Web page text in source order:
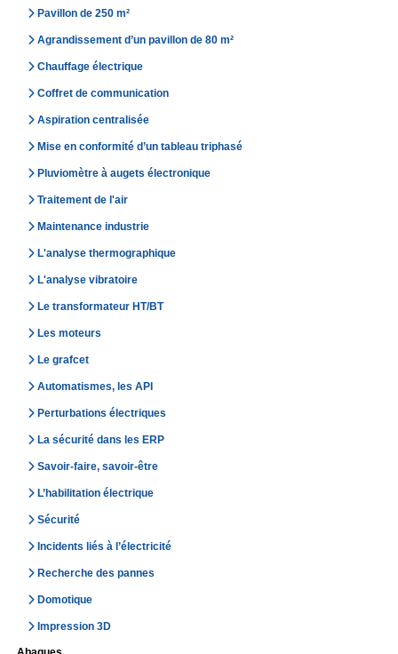
Pavillon de 250 m²
Agrandissement d’un pavillon de 80 m²
Chauffage électrique
Coffret de communication
Aspiration centralisée
Mise en conformité d’un tableau triphasé
Pluviomètre à augets électronique
Traitement de l'air
Maintenance industrie
L'analyse thermographique
L'analyse vibratoire
Le transformateur HT/BT
Les moteurs
Le grafcet
Automatismes, les API
Perturbations électriques
La sécurité dans les ERP
Savoir-faire, savoir-être
L’habilitation électrique
Sécurité
Incidents liés à l’électricité
Recherche des pannes
Domotique
Impression 3D